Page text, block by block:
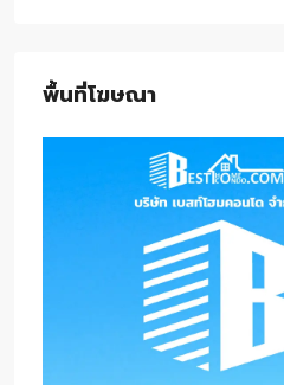
พื้นที่โฆษณา